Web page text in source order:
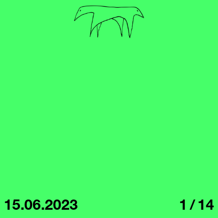
1 /14
15.06.2023